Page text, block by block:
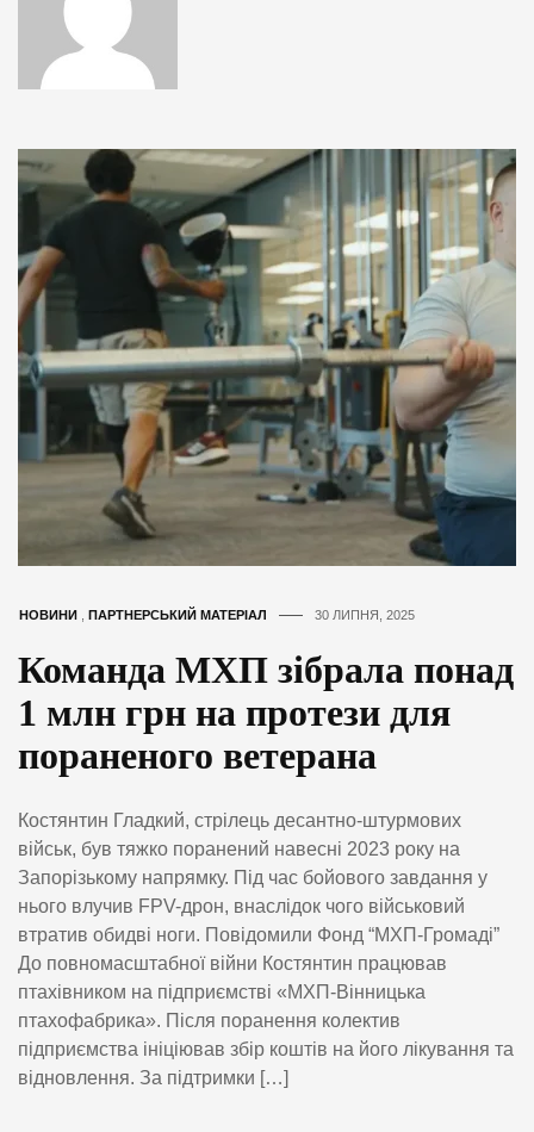
НОВИНИ ПАРТНЕРСЬКИЙ МАТЕРІАЛ 30 ЛИПНЯ, 2025
Команда МХП зібрала понад
1 млн грн на протези для
пораненого ветерана
Костянтин Гладкий, стрілець десантно-штурмових
військ, був тяжко поранений навесні 2023 року на
Запорізькому напрямку. Під час бойового завдання у
нього влучив FPV-дрон, внаслідок чого військовий
втратив обидві ноги. Повідомили Фонд “МХП-Громаді”
До повномасштабної війни Костянтин працював
птахівником на підприємстві «МХП-Вінницька
птахофабрика». Після поранення колектив
підприємства ініціював збір коштів на його лікування та
відновлення. За підтримки […]